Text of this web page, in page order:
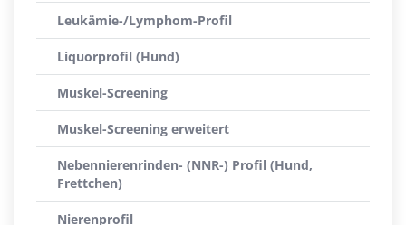
Leukämie-/Lymphom-Profil
Liquorprofil (Hund)
Muskel-Screening
Muskel-Screening erweitert
Nebennierenrinden- (NNR-) Profil (Hund,
Frettchen)
Nierenprofil